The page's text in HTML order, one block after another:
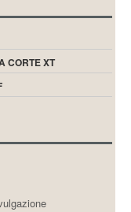
CORTE XT